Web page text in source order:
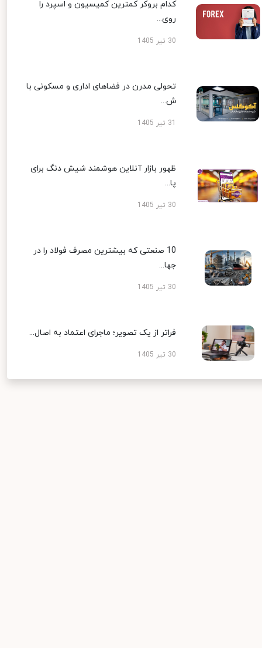
کدام بروکر کمترین کمیسیون و اسپرد را
روی...
30 تیر 1405
تحولی مدرن در فضاهای اداری و مسکونی با
ش...
ظهور بازار آنلاین هوشمند شیش دنگ برای
پا...
30 تیر 1405
10 صنعتی که بیشترین مصرف فولاد را در
جها...
30 تیر 1405
فراتر از یک تصویر؛ ماجرای اعتماد به اصال...
30 تیر 1405